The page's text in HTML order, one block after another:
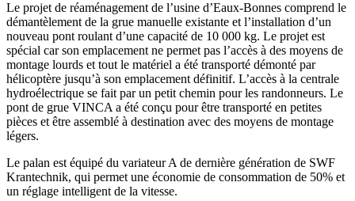
Le projet de réaménagement de l’usine d’Eaux-Bonnes comprend le
démantèlement de la grue manuelle existante et l’installation d’un
nouveau pont roulant d’une capacité de 10 000 kg. Le projet est
spécial car son emplacement ne permet pas l’accès à des moyens de
montage lourds et tout le matériel a été transporté démonté par
hélicoptère jusqu’à son emplacement définitif. L’accès à la centrale
hydroélectrique se fait par un petit chemin pour les randonneurs. Le
pont de grue VINCA a été conçu pour être transporté en petites
pièces et être assemblé à destination avec des moyens de montage
légers.
Le palan est équipé du variateur A de dernière génération de SWF
Krantechnik, qui permet une économie de consommation de 50% et
un réglage intelligent de la vitesse.